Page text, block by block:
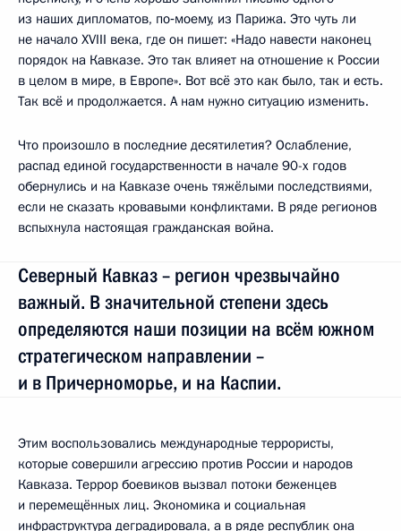
из наших дипломатов, по‑моему, из Парижа. Это чуть ли
не начало XVIII века, где он пишет: «Надо навести наконец
порядок на Кавказе. Это так влияет на отношение к России
в целом в мире, в Европе». Вот всё это как было, так и есть.
Так всё и продолжается. А нам нужно ситуацию изменить.
Что произошло в последние десятилетия? Ослабление,
распад единой государственности в начале 90-х годов
обернулись и на Кавказе очень тяжёлыми последствиями,
если не сказать кровавыми конфликтами. В ряде регионов
вспыхнула настоящая гражданская война.
Северный Кавказ – регион чрезвычайно
важный. В значительной степени здесь
определяются наши позиции на всём южном
стратегическом направлении –
и в Причерноморье, и на Каспии.
Этим воспользовались международные террористы,
которые совершили агрессию против России и народов
Кавказа. Террор боевиков вызвал потоки беженцев
и перемещённых лиц. Экономика и социальная
инфраструктура деградировала, а в ряде республик она